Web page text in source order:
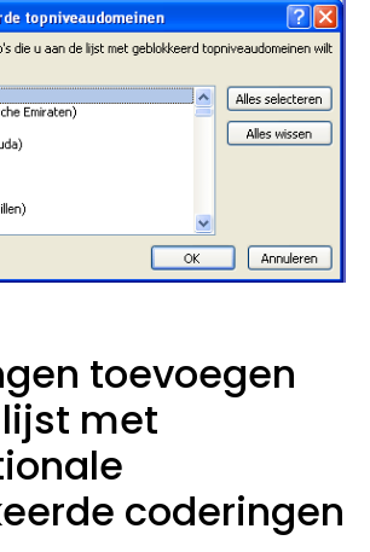
toevoegen
met
coderingen